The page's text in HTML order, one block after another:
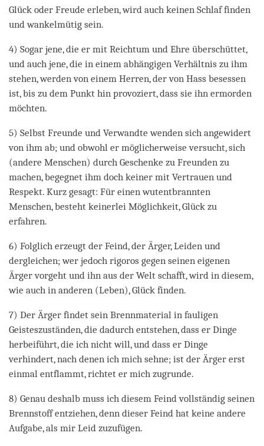
Glück oder Freude erleben, wird auch keinen Schlaf finden
und wankelmütig sein.
4) Sogar jene, die er mit Reichtum und Ehre überschüttet,
und auch jene, die in einem abhängigen Verhältnis zu ihm
stehen, werden von einem Herren, der von Hass besessen
ist, bis zu dem Punkt hin provoziert, dass sie ihn ermorden
möchten.
5) Selbst Freunde und Verwandte wenden sich angewidert
von ihm ab; und obwohl er möglicherweise versucht, sich
(andere Menschen) durch Geschenke zu Freunden zu
machen, begegnet ihm doch keiner mit Vertrauen und
Respekt. Kurz gesagt: Für einen wutentbrannten
Menschen, besteht keinerlei Möglichkeit, Glück zu
erfahren.
6) Folglich erzeugt der Feind, der Ärger, Leiden und
dergleichen; wer jedoch rigoros gegen seinen eigenen
Ärger vorgeht und ihn aus der Welt schafft, wird in diesem,
wie auch in anderen (Leben), Glück finden.
7) Der Ärger findet sein Brennmaterial in fauligen
Geisteszuständen, die dadurch entstehen, dass er Dinge
herbeiführt, die ich nicht will, und dass er Dinge
verhindert, nach denen ich mich sehne; ist der Ärger erst
einmal entflammt, richtet er mich zugrunde.
8) Genau deshalb muss ich diesem Feind vollständig seinen
Brennstoff entziehen, denn dieser Feind hat keine andere
Aufgabe, als mir Leid zuzufügen.